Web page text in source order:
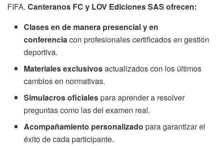
FIFA. Canteranos FC y LOV Ediciones SAS ofrecen:
Clases en de manera presencial y en
conferenciacon profesionales certificados en gestión
deportiva.
Materiales exclusivosactualizados con los últimos
cambios en normativas.
Simulacros oficialespara aprender a resolver
preguntas como las del examen real.
Acompañamiento personalizado para garantizar el
éxito de cada participante.